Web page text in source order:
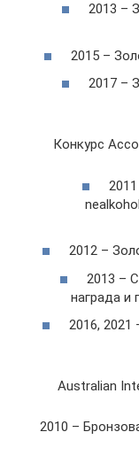
2013 –
2015 –
2017 –
Конкурс
2012 –
2013 –
награда и
2016, 2021
Australian
2010 –